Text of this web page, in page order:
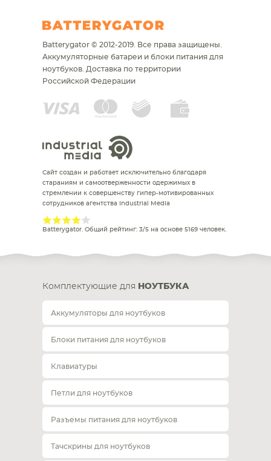
Batterygator © 2012-2019. Все права защищены.
Аккумуляторные батареи и блоки питания для
ноутбуков. Доставка по территории
Российской Федерации
Сайт создан и работает исключительно благодаря
стараниям и самоотверженности одержимых в
стремлении к совершенству гипер-мотивированных
сотрудников агентства Industrial Media
Batterygator. Общий рейтинг: 3/5 на основе 5169 человек.
Комплектующие для НОУТБУКА
Аккумуляторы для ноутбуков
Блоки питания для ноутбуков
Клавиатуры
Петли для ноутбуков
Разъемы питания для ноутбуков
Тачскрины для ноутбуков